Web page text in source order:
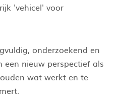
'vehicel' voor
onderzoekend en
een nieuw perspectief als
wat werkt en te